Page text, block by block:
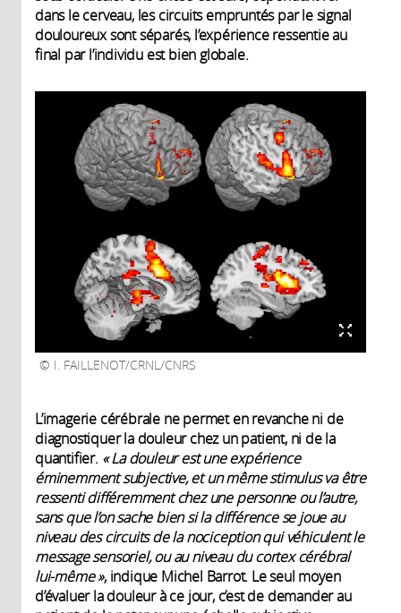
dans le cerveau, les circuits empruntés par le signal
douloureux sont séparés, l’expérience ressentie au
final par l’individu est bien globale.
I. FAILLENOT/CRNL/CNRS
L’imagerie cérébrale ne permet en revanche ni de
diagnostiquer la douleur chez un patient, ni de la
quantifier. « La douleur est une expérience
éminemment subjective, et un même stimulus va être
ressenti différemment chez une personne ou l’autre,
sans que l’on sache bien si la différence se joue au
niveau des circuits de la nociception qui véhiculent le
message sensoriel, ou au niveau du cortex cérébral
lui-même », indique Michel Barrot. Le seul moyen
d’évaluer la douleur à ce jour, c’est de demander au